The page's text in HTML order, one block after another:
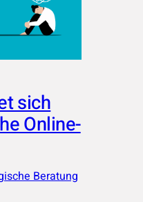
sich
Online-
Beratung